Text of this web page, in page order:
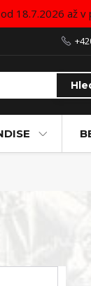
18.7.2026 až